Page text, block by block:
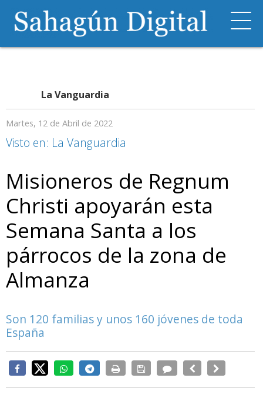
La Vanguardia
Martes, 12 de Abril de 2022
Visto en: La Vanguardia
Misioneros de Regnum
Christi apoyarán esta
Semana Santa a los
párrocos de la zona de
Almanza
Son 120 familias y unos 160 jóvenes de toda
España